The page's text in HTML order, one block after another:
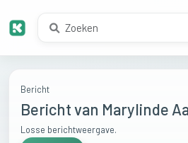
Bericht
Bericht van Marylinde
Losse berichtweergave.